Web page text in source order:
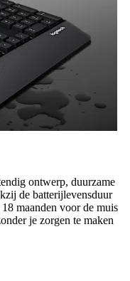
ontwerp, duurzame
de batterijlevensduur
maanden voor de muis
je zorgen te maken